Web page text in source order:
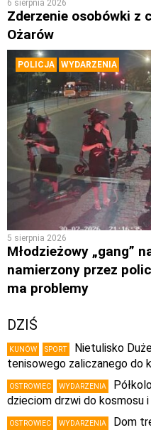
6 sierpnia 2026
Zderzenie osobówki z
Ożarów
POLICJA WYDARZENIA
5 sierpnia 2026
Młodzieżowy „gang”
namierzony przez
ma problemy
DZIŚ
KUNÓW SPORT
Nietulisko
tenisowego zaliczanego do
OSTROWIEC WYDARZENIA
dzieciom drzwi do kosmosu
OSTROWIEC WYDARZENIA
Dom